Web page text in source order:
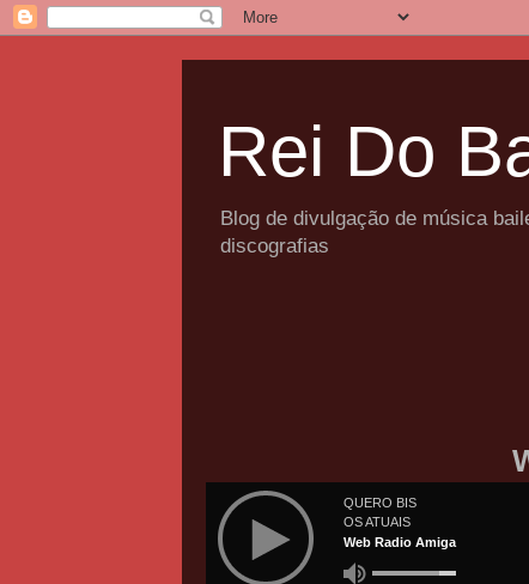
Rei Do
Blog de divulgação de música
discografias